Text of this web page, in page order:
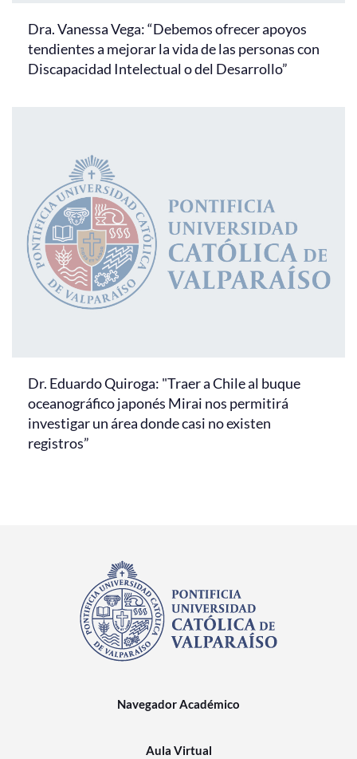
Dra. Vanessa Vega: “Debemos ofrecer apoyos
tendientes a mejorar la vida de las personas con
Discapacidad Intelectual o del Desarrollo”
Dr. Eduardo Quiroga: "Traer a Chile al buque
oceanográfico japonés Mirai nos permitirá
investigar un área donde casi no existen
registros”
Navegador Académico
Aula Virtual